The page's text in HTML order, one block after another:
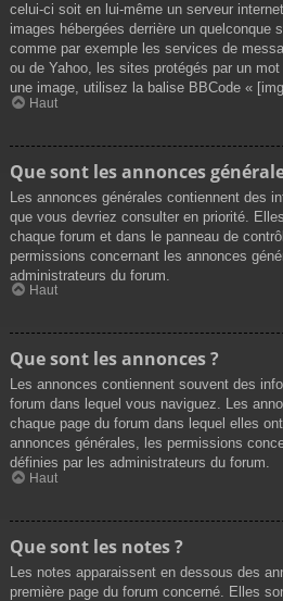
celui-ci soit en lui-même un serveur
images hébergées derrière un quelconque
comme par exemple les services de
ou de Yahoo, les sites protégés par un
une image, utilisez la balise BBCode «
Haut
Que sont les annonces
Les annonces générales contiennent des
que vous devriez consulter en priorité.
chaque forum et dans le panneau de
permissions concernant les annonces
administrateurs du forum.
Haut
Que sont les annonces ?
Les annonces contiennent souvent des
forum dans lequel vous naviguez. Les
chaque page du forum dans lequel elles
annonces générales, les permissions
définies par les administrateurs du forum.
Haut
Que sont les notes ?
Les notes apparaissent en dessous des
première page du forum concerné. Elles